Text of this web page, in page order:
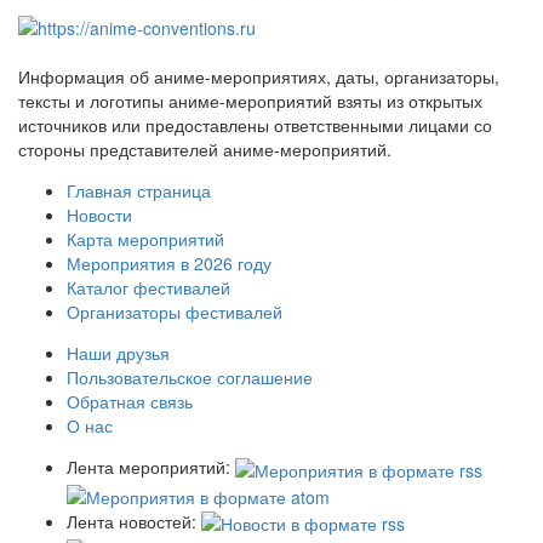
Информация об аниме-мероприятиях, даты, организаторы,
тексты и логотипы аниме-мероприятий взяты из открытых
источников или предоставлены ответственными лицами со
стороны представителей аниме-мероприятий.
Главная страница
Новости
Карта мероприятий
Мероприятия в 2026 году
Каталог фестивалей
Организаторы фестивалей
Наши друзья
Пользовательское соглашение
Обратная связь
О нас
Лента мероприятий:
Лента новостей: